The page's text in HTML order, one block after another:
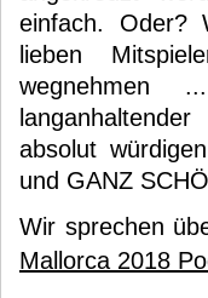
einfach. Oder?
lieben
wegnehmen
absolut
und GANZ
Wir sprechen
Mallorca 2018